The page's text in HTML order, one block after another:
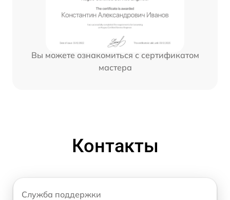
Вы можете ознакомиться с сертификатом
мастера
Контакты
Служба поддержки